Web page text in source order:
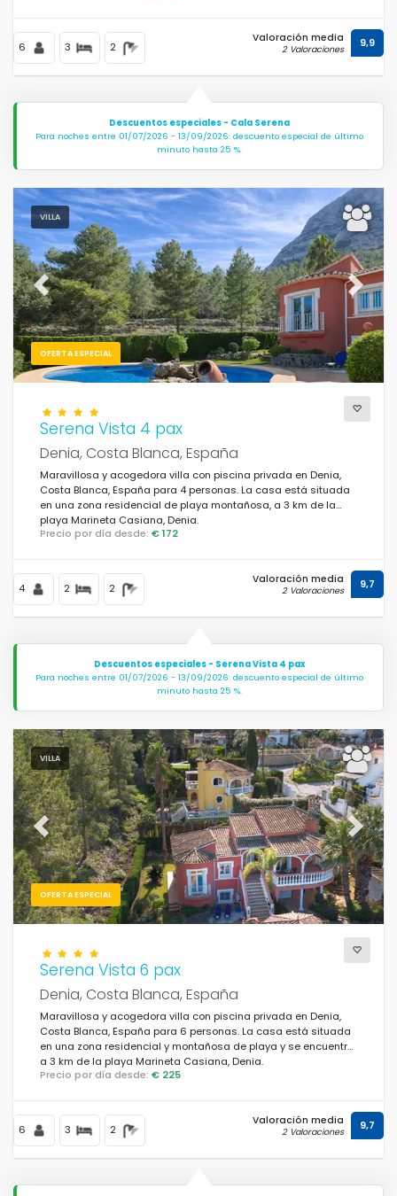
6 3 2
Valoración media
2 Valoraciones 9,9
Descuentos especiales - Cala Serena
Para noches entre 01/07/2026 - 13/09/2026: descuento especial de último
minuto hasta 25 %.
VILLA
OFERTA ESPECIAL
Previous Next
Serena Vista 4 pax
Denia, Costa Blanca, España
Maravillosa y acogedora villa con piscina privada en Denia,
Costa Blanca, España para 4 personas. La casa está situada
en una zona residencial de playa montañosa, a 3 km de la
playa Marineta Casiana, Denia.
Precio por día desde: € 172
4 2 2
Valoración media
2 Valoraciones 9,7
Descuentos especiales - Serena Vista 4 pax
Para noches entre 01/07/2026 - 13/09/2026: descuento especial de último
minuto hasta 25 %.
VILLA
OFERTA ESPECIAL
Previous Next
Serena Vista 6 pax
Denia, Costa Blanca, España
Maravillosa y acogedora villa con piscina privada en Denia,
Costa Blanca, España para 6 personas. La casa está situada
en una zona residencial y montañosa de playa y se encuentra
a 3 km de la playa Marineta Casiana, Denia.
Precio por día desde: € 225
6 3 2
Valoración media
2 Valoraciones 9,7